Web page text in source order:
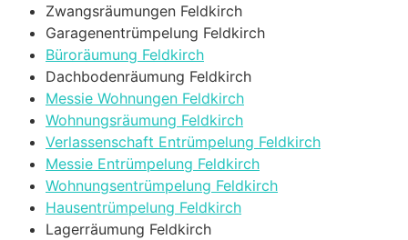
Zwangsräumungen Feldkirch
Garagenentrümpelung Feldkirch
Büroräumung Feldkirch
Dachbodenräumung Feldkirch
Messie Wohnungen Feldkirch
Wohnungsräumung Feldkirch
Verlassenschaft Entrümpelung Feldkirch
Messie Entrümpelung Feldkirch
Wohnungsentrümpelung Feldkirch
Hausentrümpelung Feldkirch
Lagerräumung Feldkirch